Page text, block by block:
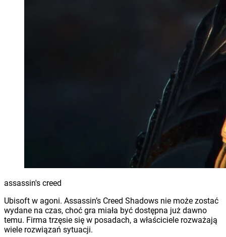
assassin's creed
Ubisoft w agoni. Assassin’s Creed Shadows nie może zostać
wydane na czas, choć gra miała być dostępna już dawno
temu. Firma trzęsie się w posadach, a właściciele rozważają
wiele rozwiązań sytuacji.